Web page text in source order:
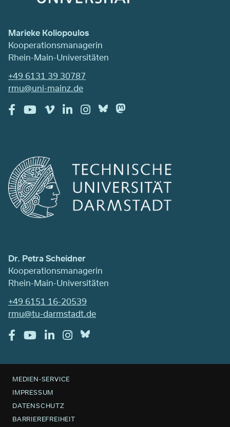
Marieke Koliopoulos
Kooperationsmanagerin
Rhein-Main-Universitäten
+49 6131 39 30787
rmu@uni-mainz.de
Dr. Petra Scheidner
Kooperationsmanagerin
Rhein-Main-Universitäten
+49 6151 16-20539
rmu@tu-darmstadt.de
MEDIEN-SERVICE
IMPRESSUM
DATENSCHUTZ
BARRIEREFREIHEIT